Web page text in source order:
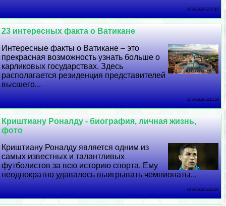
06 08 2026 9:37:15
23 интересных факта о Ватикане
Интересные факты о Ватикане – это
прекрасная возможность узнать больше о
карликовых государствах. Здесь
располагается резиденция представителей
высшего...
05 08 2026 3:15:58
Криштиану Роналду - биография, личная жизнь,
фото
Криштиану Роналду является одним из
самых известных и талантливых
футболистов за всю историю спорта. Ему
неоднократно удавалось выигрывать чемпионаты...
04 08 2026 2:26:25